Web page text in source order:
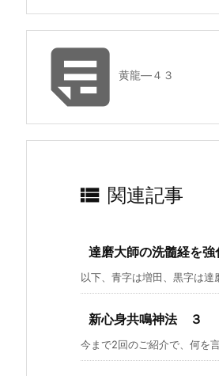
黄龍―４３
 関連記事
達磨大師の洗髓経を
以下、青字は増田、黒字は
新心身共鳴神法 ３
今まで2回のご紹介で、何を